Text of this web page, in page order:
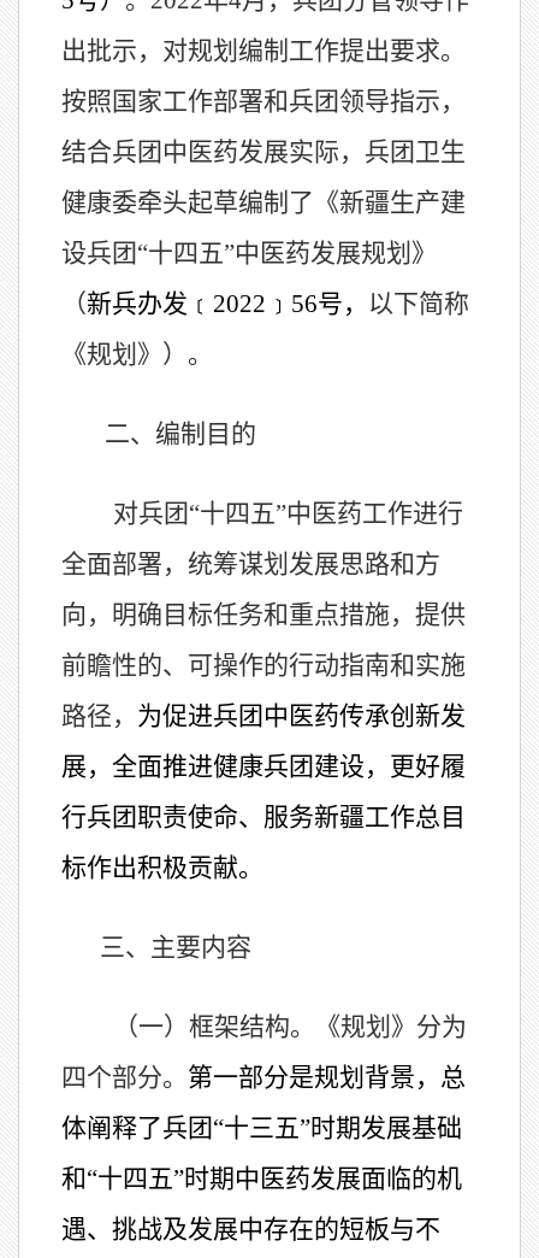
出批示，对规划编制工作提出要求。
按照国家工作部署和兵团领导指示，
结合兵团中医药发展实际，兵团卫生
健康委牵头起草编制了《新疆生产建
设兵团“十四五”中医药发展规划》
（新兵办发 ﹝ 2022 ﹞ 56号， 以下简称
《规划》）。
二、编制目的
对兵团“十四五”中医药工作进行
全面部署，统筹谋划发展思路和方
向，明确目标任务和重点措施，提供
前瞻性的、可操作的行动指南和实施
路径， 为促进兵团中医药传承创新发
展，全面推进健康兵团建设，更好履
行兵团职责使命、服务新疆工作总目
标作出积极贡献。
三、主要内容
（一）框架结构。
《规划》分为
四个部分。 第一部分是规划背景，总
体阐释了兵团“十三五”时期发展基础
和“十四五”时期中医药发展面临的机
遇、挑战及发展中存在的短板与不